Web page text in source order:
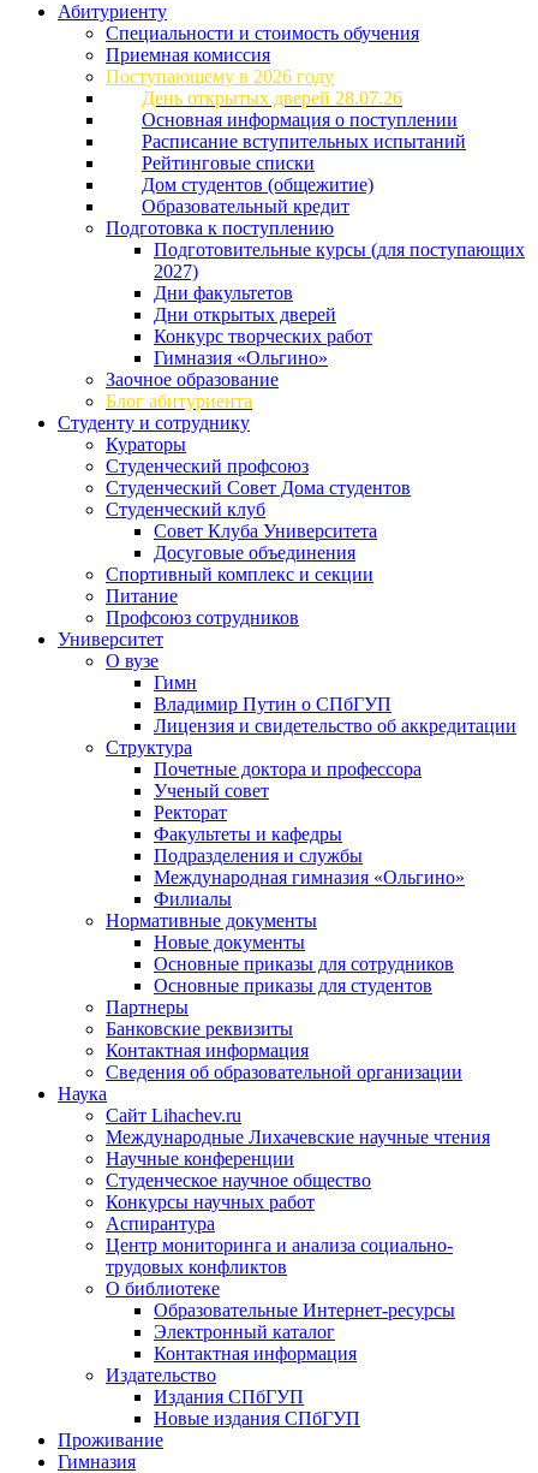
Абитуриенту
Специальности и стоимость обучения
Приемная комиссия
Поступающему в 2026 году
День открытых дверей 28.07.26
Основная информация о поступлении
Расписание вступительных испытаний
Рейтинговые списки
Дом студентов (общежитие)
Образовательный кредит
Подготовка к поступлению
Подготовительные курсы (для поступающих
2027)
Дни факультетов
Дни открытых дверей
Конкурс творческих работ
Гимназия «Ольгино»
Заочное образование
Блог абитуриента
Студенту и сотруднику
Кураторы
Студенческий профсоюз
Студенческий Совет Дома студентов
Студенческий клуб
Совет Клуба Университета
Досуговые объединения
Спортивный комплекс и секции
Питание
Профсоюз сотрудников
Университет
О вузе
Гимн
Владимир Путин о СПбГУП
Лицензия и свидетельство об аккредитации
Структура
Почетные доктора и профессора
Ученый совет
Ректорат
Факультеты и кафедры
Подразделения и службы
Международная гимназия «Ольгино»
Филиалы
Нормативные документы
Новые документы
Основные приказы для сотрудников
Основные приказы для студентов
Партнеры
Банковские реквизиты
Контактная информация
Сведения об образовательной организации
Наука
Сайт Lihachev.ru
Международные Лихачевские научные чтения
Научные конференции
Студенческое научное общество
Конкурсы научных работ
Аспирантура
Центр мониторинга и анализа социально-
трудовых конфликтов
О библиотеке
Образовательные Интернет-ресурсы
Электронный каталог
Контактная информация
Издательство
Издания СПбГУП
Новые издания СПбГУП
Проживание
Гимназия